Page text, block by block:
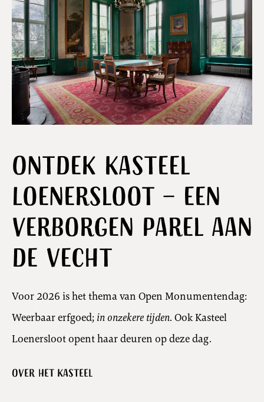
Ontdek Kasteel
Loenersloot – een
verborgen parel aan
de Vecht
Voor 2026 is het thema van Open Monumentendag:
Weerbaar erfgoed; in onzekere tijden. Ook Kasteel
Loenersloot opent haar deuren op deze dag.
Over het kasteel